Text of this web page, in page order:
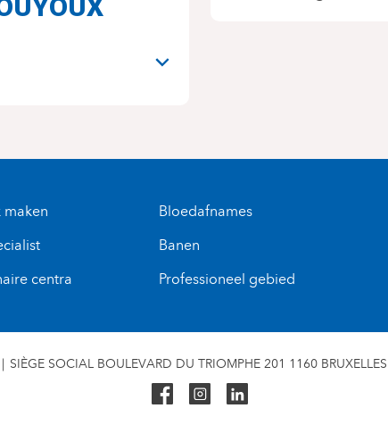
maken
centra
Bloedafnames
Banen
Professioneel gebied
SIÈGE SOCIAL BOULEVARD DU TRIOMPHE 201 1160